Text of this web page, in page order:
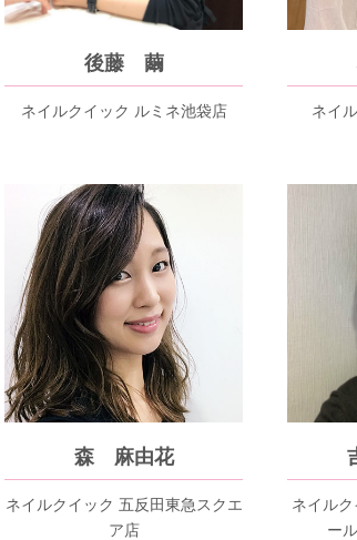
後藤 繭
ネイルクイック ルミネ池袋店 ネイ
森 麻由花
ネイルクイック 五反田東急スクエ
ア店
ネイル
ー